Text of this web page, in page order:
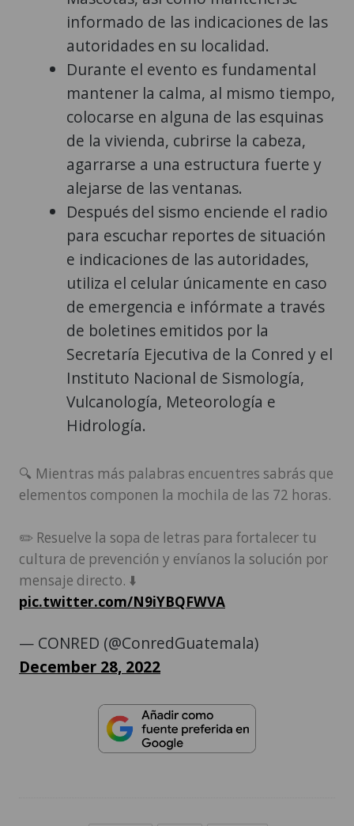
informado de las indicaciones de las
autoridades en su localidad.
Durante el evento es fundamental
mantener la calma, al mismo tiempo,
colocarse en alguna de las esquinas
de la vivienda, cubrirse la cabeza,
agarrarse a una estructura fuerte y
alejarse de las ventanas.
Después del sismo enciende el radio
para escuchar reportes de situación
e indicaciones de las autoridades,
utiliza el celular únicamente en caso
de emergencia e infórmate a través
de boletines emitidos por la
Secretaría Ejecutiva de la Conred y el
Instituto Nacional de Sismología,
Vulcanología, Meteorología e
Hidrología.
🔍 Mientras más palabras encuentres sabrás que
elementos componen la mochila de las 72 horas.
✏️ Resuelve la sopa de letras para fortalecer tu
cultura de prevención y envíanos la solución por
mensaje directo. ⬇️
pic.twitter.com/N9iYBQFWVA
— CONRED (@ConredGuatemala)
December 28, 2022